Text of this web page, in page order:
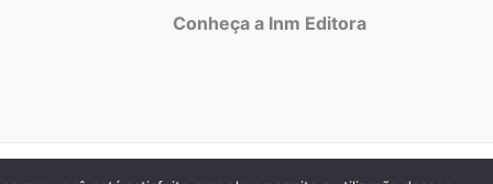
Conheça a Inm Editora